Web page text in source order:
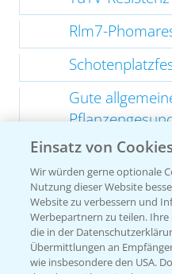
Rlm7-
Gute
Kompakte
Einsatz von
Wir würden gerne optionale
Nutzung dieser Website
Website zu verbessern und
Werbepartnern zu teilen.
die in der
Übermittlungen an
wie insbesondere den USA.